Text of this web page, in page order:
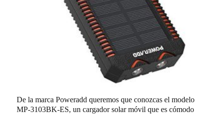
De la marca Poweradd queremos que conozcas el modelo
MP-3103BK-ES, un cargador solar móvil que es cómodo